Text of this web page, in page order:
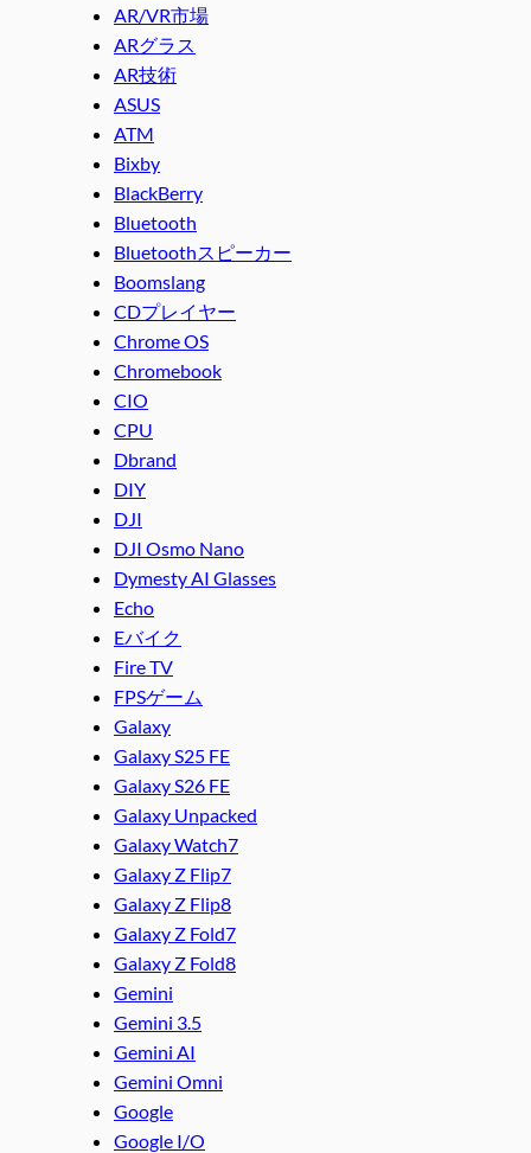
AR/VR市場
ARグラス
AR技術
ASUS
ATM
Bixby
BlackBerry
Bluetooth
Bluetoothスピーカー
Boomslang
CDプレイヤー
Chrome OS
Chromebook
CIO
CPU
Dbrand
DIY
DJI
DJI Osmo Nano
Dymesty AI Glasses
Echo
Eバイク
Fire TV
FPSゲーム
Galaxy
Galaxy S25 FE
Galaxy S26 FE
Galaxy Unpacked
Galaxy Watch7
Galaxy Z Flip7
Galaxy Z Flip8
Galaxy Z Fold7
Galaxy Z Fold8
Gemini
Gemini 3.5
Gemini AI
Gemini Omni
Google
Google I/O